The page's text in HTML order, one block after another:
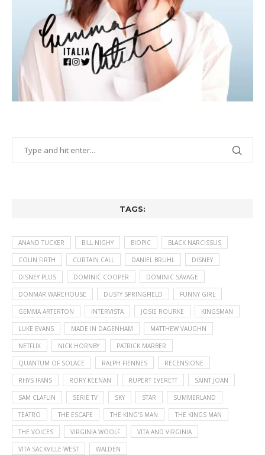
TAGS:
ANAND TUCKER BILL NIGHY BIOPIC BLACK NARCISSUS
COLIN FIRTH CURTAIN CALL DANIEL BRUHL DISNEY
DISNEY PLUS DOMINIC COOPER DOMINIC SAVAGE
DONMAR WAREHOUSE DUSTY SPRINGFIELD FUNNY GIRL
GEMMA ARTERTON INTERVISTA JOSIE ROURKE KINGSMAN
LUKE EVANS MADE IN DAGENHAM MATTHEW VAUGHN
NETFLIX NICK HORNBY PATRICK MARBER
QUANTUM OF SOLACE RALPH FIENNES RECENSIONE
RHYS IFANS RORY KEENAN RUPERT EVERETT SAINT JOAN
SAM CLAFLIN SERIE TV SKY STAR SUMMERLAND
TEATRO THE ESCAPE THE KING'S MAN THE KINGS MAN
THE VOICES VIRGINIA WOOLF VITA AND VIRGINIA
VITA SACKVILLE-WEST WALDEN